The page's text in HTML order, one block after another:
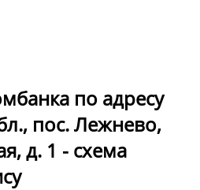
по адресу
пос. Лежнево,
д. 1 - схема